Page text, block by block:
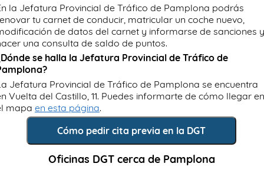
la Jefatura Provincial de Tráfico de Pamplona podrás
tu carnet de conducir, matricular un coche nuevo,
de datos del carnet y informarse de sanciones y
una consulta de saldo de puntos.
se halla la Jefatura Provincial de Tráfico de
Jefatura Provincial de Tráfico de Pamplona se encuentra
Vuelta del Castillo, 11. Puedes informarte de cómo llegar en
mapa en esta página.
Cómo pedir cita previa en la DGT
Oficinas DGT cerca de Pamplona